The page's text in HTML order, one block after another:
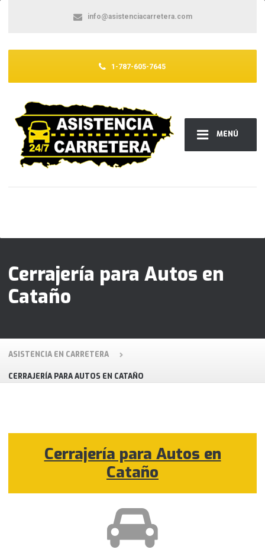
MENÚ
info@asistenciacarretera.com
1-787-605-7645
Cerrajería para Autos en
Cataño
ASISTENCIA EN CARRETERA
CERRAJERÍA PARA AUTOS EN CATAÑO
Cerrajería para Autos en
Cataño